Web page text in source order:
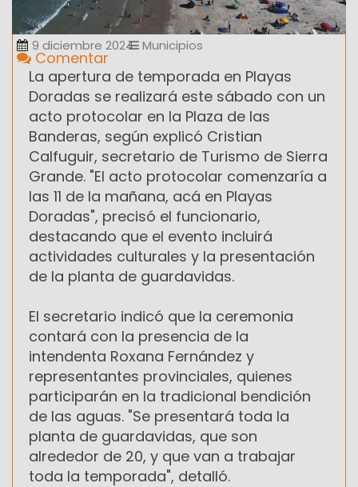
9 diciembre 2024 Municipios
Comentar
La apertura de temporada en Playas
Doradas se realizará este sábado con un
acto protocolar en la Plaza de las
Banderas, según explicó Cristian
Calfuguir, secretario de Turismo de Sierra
Grande. "El acto protocolar comenzaría a
las 11 de la mañana, acá en Playas
Doradas", precisó el funcionario,
destacando que el evento incluirá
actividades culturales y la presentación
de la planta de guardavidas.
El secretario indicó que la ceremonia
contará con la presencia de la
intendenta Roxana Fernández y
representantes provinciales, quienes
participarán en la tradicional bendición
de las aguas. "Se presentará toda la
planta de guardavidas, que son
alrededor de 20, y que van a trabajar
toda la temporada", detalló.